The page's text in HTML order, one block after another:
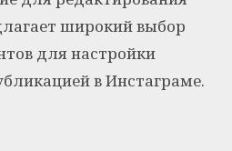
широкий выбор
для настройки
в Инстаграме.